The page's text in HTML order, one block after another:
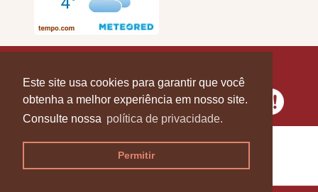
Este site usa cookies para garantir que você
obtenha a melhor experiência em nosso site.
Consulte nossa política de privacidade.
Permitir
Direitos Reservados.